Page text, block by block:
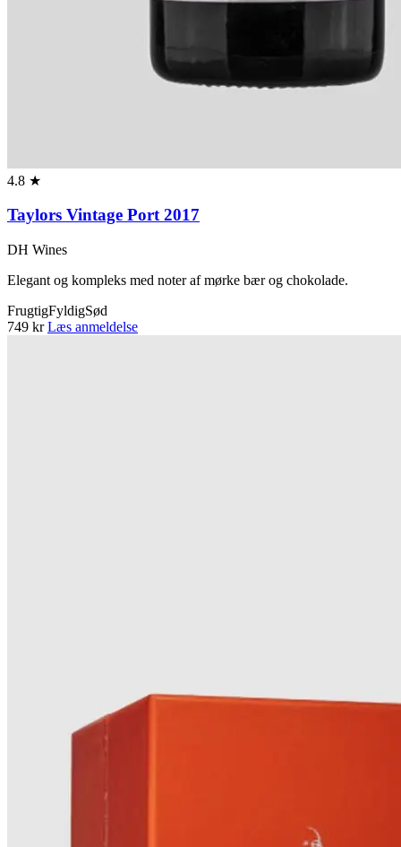
4.8 ★
Taylors Vintage Port 2017
DH Wines
Elegant og kompleks med noter af mørke bær og chokolade.
FrugtigFyldigSød
749 kr Læs anmeldelse